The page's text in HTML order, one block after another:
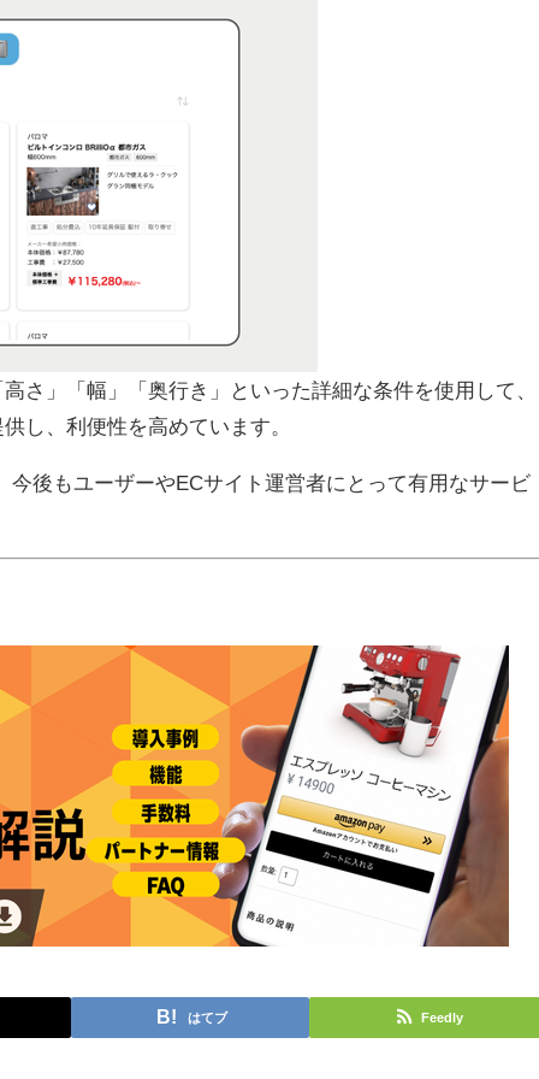
さ」「幅」「奥行き」といった詳細な条件を使用して、
し、利便性を高めています。
後もユーザーやECサイト運営者にとって有用なサービ
はてブ Feedly